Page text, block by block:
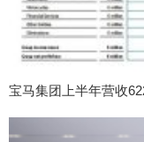
宝马集团上半年营收